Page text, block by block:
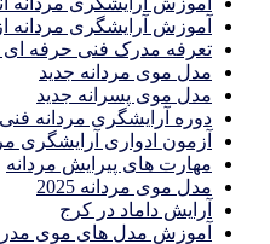
آموزش آرایشگری مردانه از
تعرفه مدرک فنی حرفه ای
مدل موی مردانه جدید
مدل موی پسرانه جدید
دوره آرایشگری مردانه
آزمون ادواری آرایشگری
مهارت های پیرایش مردانه
مدل موی مردانه 2025
آرایش داماد در کرج
آموزش مدل های موی